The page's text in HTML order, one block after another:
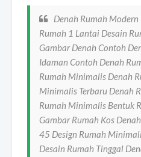
Denah Rumah
Rumah 1 Lantai Desain
Gambar Denah Contoh
Idaman Contoh Denah
Rumah Minimalis Denah
Minimalis Terbaru Denah
Rumah Minimalis Bentuk
Gambar Rumah Kos
45 Design Rumah
Desain Rumah Tinggal